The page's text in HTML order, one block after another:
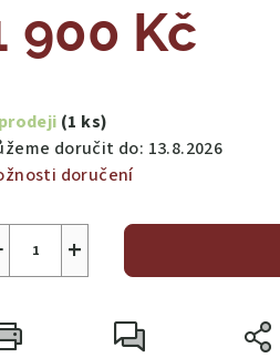
900 Kč
(1 ks)
doručit do: 13.8.2026
doručení
+